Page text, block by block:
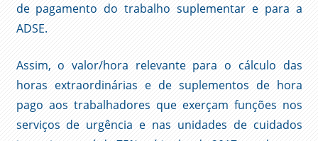
de pagamento do trabalho suplementar e para a
ADSE.
Assim, o valor/hora relevante para o cálculo das
horas extraordinárias e de suplementos de hora
pago aos trabalhadores que exerçam funções nos
serviços de urgência e nas unidades de cuidados